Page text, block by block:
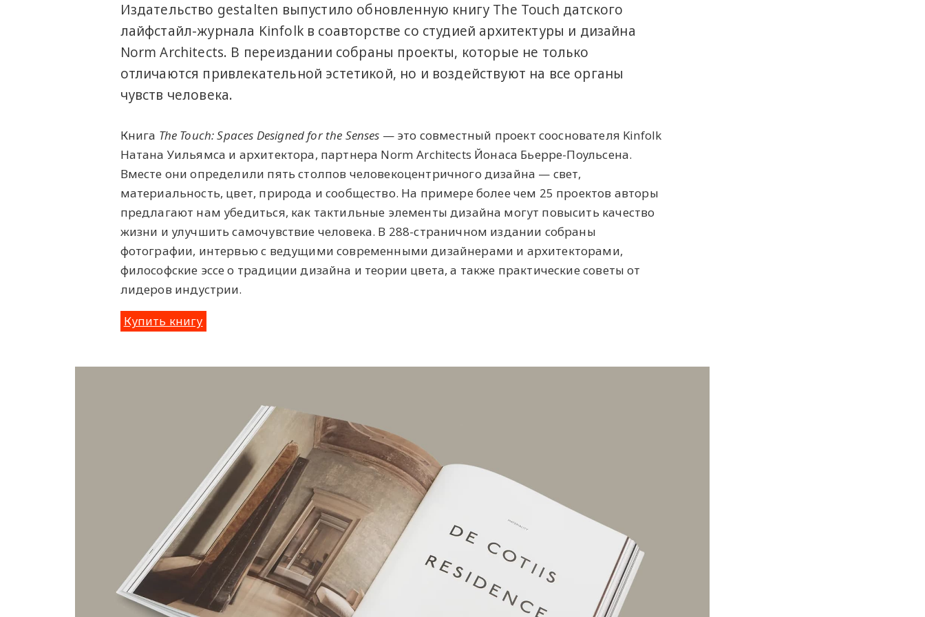
Издательство gestalten выпустило обновленную книгу The Touch датского
лайфстайл-журнала Kinfolk в соавторстве со студией архитектуры и дизайна
Norm Architects. В переиздании собраны проекты, которые не только
отличаются привлекательной эстетикой, но и воздействуют на все органы
чувств человека.
Книга The Touch: Spaces Designed for the Senses — это совместный проект сооснователя Kinfolk
Натана Уильямса и архитектора, партнера Norm Architects Йонаса Бьерре-Поульсена.
Вместе они определили пять столпов человекоцентричного дизайна — свет,
материальность, цвет, природа и сообщество. На примере более чем 25 проектов авторы
предлагают нам убедиться, как тактильные элементы дизайна могут повысить качество
жизни и улучшить самочувствие человека. В 288-страничном издании собраны
фотографии, интервью с ведущими современными дизайнерами и архитекторами,
философские эссе о традиции дизайна и теории цвета, а также практические советы от
лидеров индустрии.
Купить книгу